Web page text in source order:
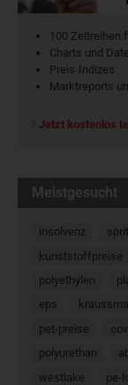
100 Zeitreihen
Charts und
Preis-Indizes
Marktreports
Jetzt kostenlos
Meistgesucht
insolvenz
kunststoffpreise
polyethylen
eps
pet-preise
polyurethan
westlake
pe-